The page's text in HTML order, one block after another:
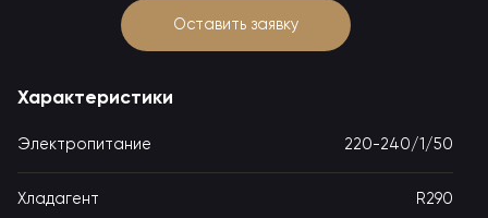
Оставить заявку
Характеристики
Электропитание 220-240/1/50
Хладагент R290